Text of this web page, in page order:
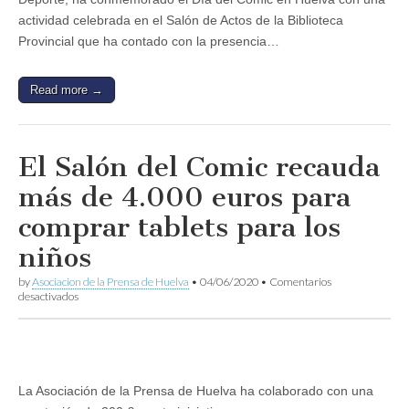
actividad celebrada en el Salón de Actos de la Biblioteca
Provincial que ha contado con la presencia…
Read more →
El Salón del Comic recauda
más de 4.000 euros para
comprar tablets para los
niños
byAsociacion de la Prensa de Huelva • 04/06/2020 • Comentarios
desactivadosen
más
de
La Asociación de la Prensa de Huelva ha colaborado con una